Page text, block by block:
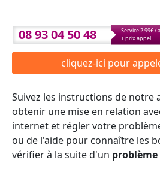
08 93 04 50 48
Service 2.99€ /
+ prix appel
cliquez-ici pour
Suivez les instructions de notre
obtenir une mise en relation
internet et régler votre
ou de l'aide pour connaître les
vérifier à la suite d'un